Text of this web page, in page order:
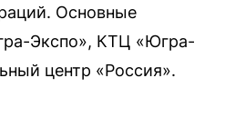
Основные
Экспо», КТЦ «Югра-
центр «Россия».